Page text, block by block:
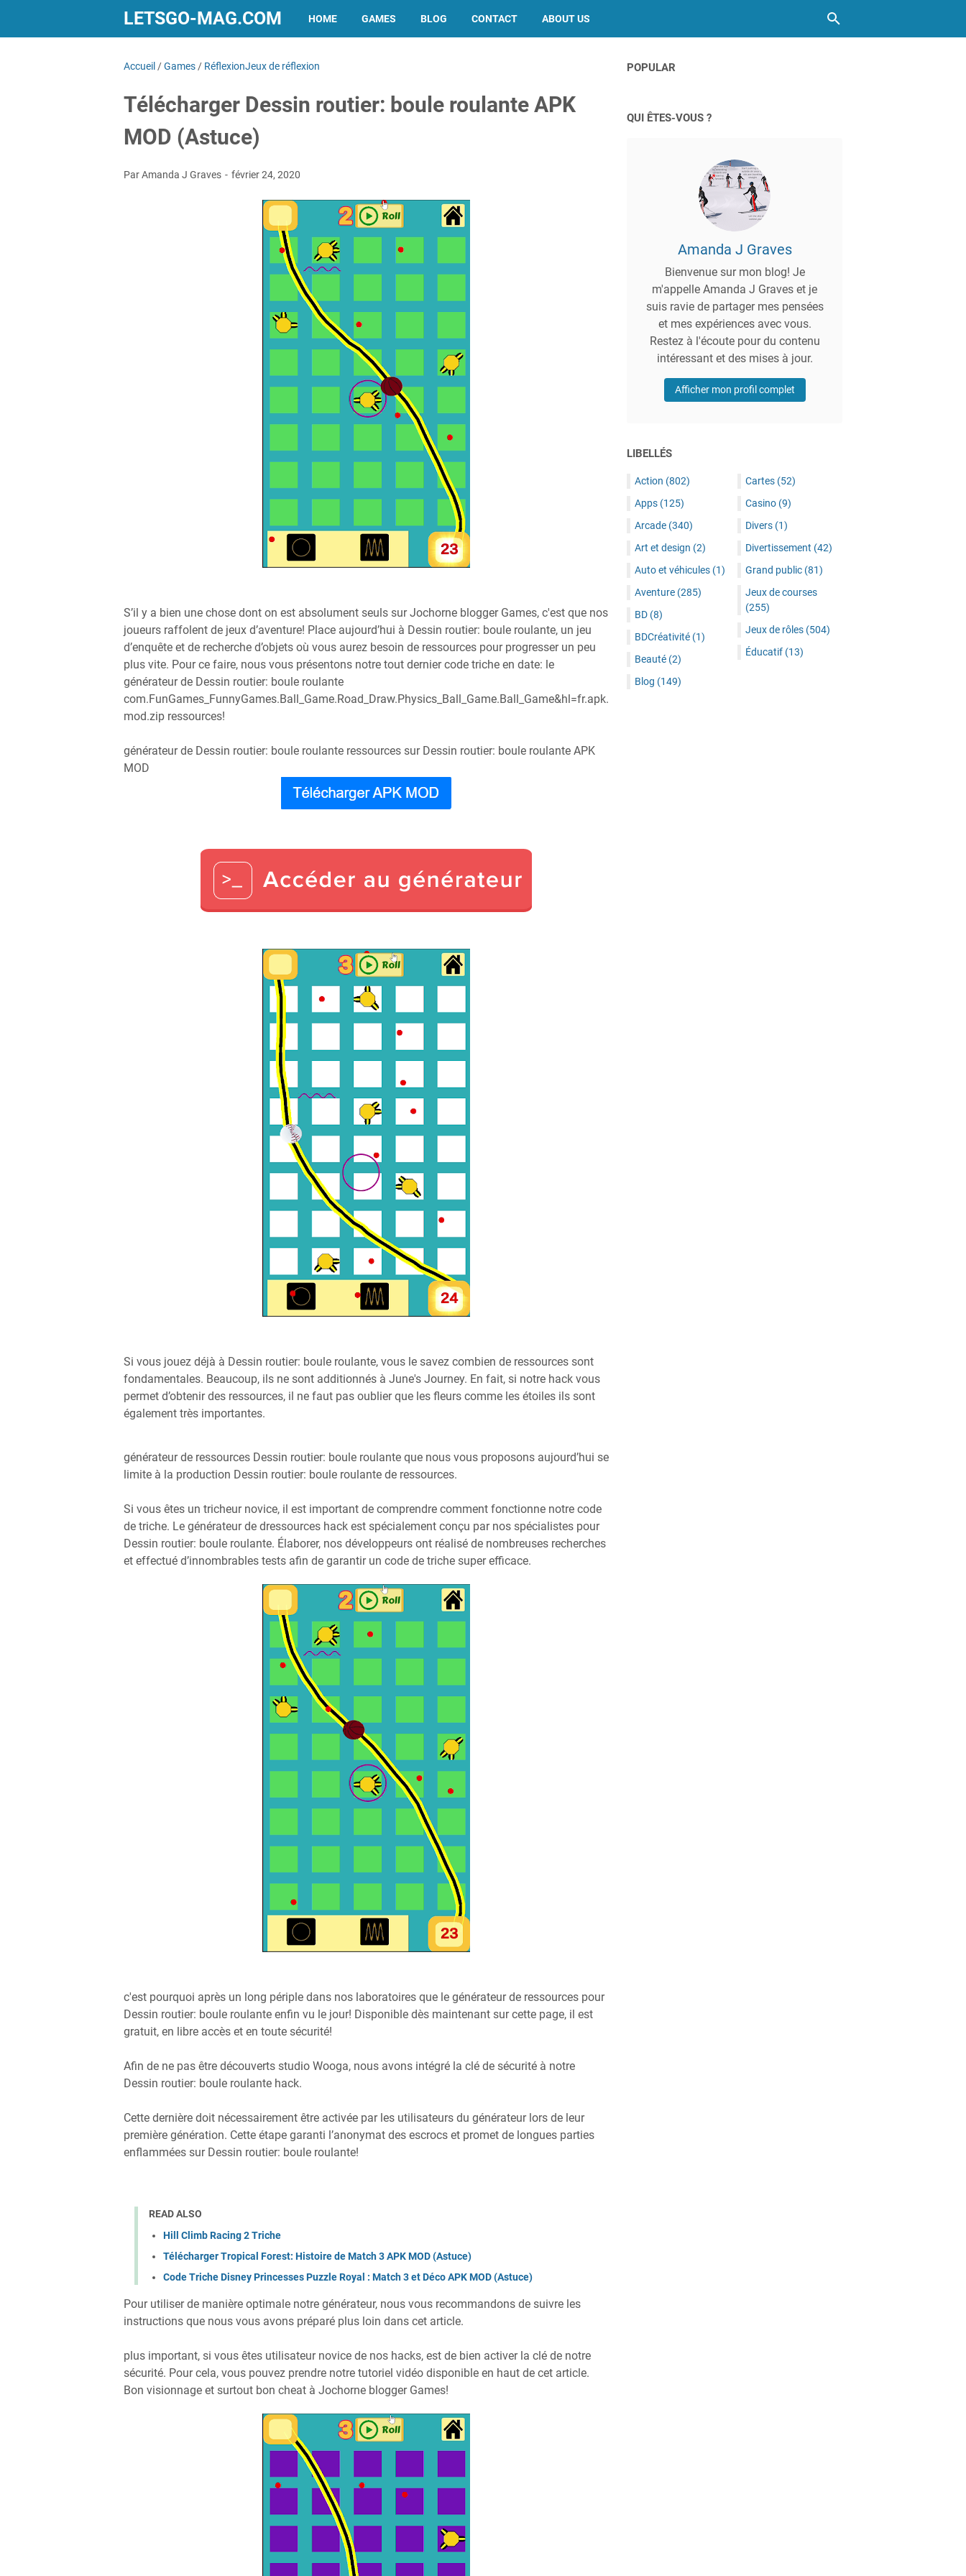
LETSGO-MAG.COM HOME GAMES BLOG CONTACT ABOUT US
Accueil /Games / RéflexionJeux de réflexion
Télécharger Dessin routier: boule roulante APK
MOD (Astuce)
Par Amanda J Graves février 24, 2020
S’il y a bien une chose dont on est absolument seuls sur Jochorne blogger Games, c'est que nos
joueurs raffolent de jeux d’aventure! Place aujourd’hui à Dessin routier: boule roulante, un jeu
d’enquête et de recherche d’objets où vous aurez besoin de ressources pour progresser un peu
plus vite. Pour ce faire, nous vous présentons notre tout dernier code triche en date: le
générateur de Dessin routier: boule roulante
com.FunGames_FunnyGames.Ball_Game.Road_Draw.Physics_Ball_Game.Ball_Game&hl=fr.apk.
mod.zip ressources!
générateur de Dessin routier: boule roulante ressources sur Dessin routier: boule roulante APK
MOD
Si vous jouez déjà à Dessin routier: boule roulante, vous le savez combien de ressources sont
fondamentales. Beaucoup, ils ne sont additionnés à June's Journey. En fait, si notre hack vous
permet d’obtenir des ressources, il ne faut pas oublier que les fleurs comme les étoiles ils sont
également très importantes.
générateur de ressources Dessin routier: boule roulante que nous vous proposons aujourd’hui se
limite à la production Dessin routier: boule roulante de ressources.
Si vous êtes un tricheur novice, il est important de comprendre comment fonctionne notre code
de triche. Le générateur de dressources hack est spécialement conçu par nos spécialistes pour
Dessin routier: boule roulante. Élaborer, nos développeurs ont réalisé de nombreuses recherches
et effectué d’innombrables tests afin de garantir un code de triche super efficace.
c'est pourquoi après un long périple dans nos laboratoires que le générateur de ressources pour
Dessin routier: boule roulante enfin vu le jour! Disponible dès maintenant sur cette page, il est
gratuit, en libre accès et en toute sécurité!
Afin de ne pas être découverts studio Wooga, nous avons intégré la clé de sécurité à notre
Dessin routier: boule roulante hack.
Cette dernière doit nécessairement être activée par les utilisateurs du générateur lors de leur
première génération. Cette étape garanti l’anonymat des escrocs et promet de longues parties
enflammées sur Dessin routier: boule roulante!
READ ALSO
Hill Climb Racing 2 Triche
Télécharger Tropical Forest: Histoire de Match 3 APK MOD (Astuce)
Code Triche Disney Princesses Puzzle Royal : Match 3 et Déco APK MOD (Astuce)
Pour utiliser de manière optimale notre générateur, nous vous recommandons de suivre les
instructions que nous vous avons préparé plus loin dans cet article.
plus important, si vous êtes utilisateur novice de nos hacks, est de bien activer la clé de notre
sécurité. Pour cela, vous pouvez prendre notre tutoriel vidéo disponible en haut de cet article.
Bon visionnage et surtout bon cheat à Jochorne blogger Games!
POPULAR
QUI ÊTES-VOUS ?
Amanda J Graves
Bienvenue sur mon blog! Je
m'appelle Amanda J Graves et je
suis ravie de partager mes pensées
et mes expériences avec vous.
Restez à l'écoute pour du contenu
intéressant et des mises à jour.
Afficher mon profil complet
LIBELLÉS
Action (802)
Apps (125)
Arcade (340)
Art et design (2)
Auto et véhicules (1)
Aventure (285)
BD (8)
BDCréativité (1)
Beauté (2)
Blog (149)
Cartes (52)
Casino (9)
Divers (1)
Divertissement (42)
Grand public (81)
Jeux de courses
(255)
Jeux de rôles (504)
Éducatif (13)